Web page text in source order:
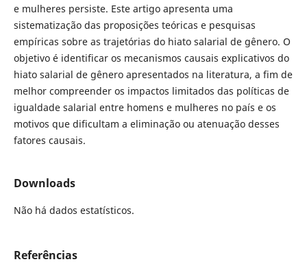
e mulheres persiste. Este artigo apresenta uma
sistematização das proposições teóricas e pesquisas
empíricas sobre as trajetórias do hiato salarial de gênero. O
objetivo é identificar os mecanismos causais explicativos do
hiato salarial de gênero apresentados na literatura, a fim de
melhor compreender os impactos limitados das políticas de
igualdade salarial entre homens e mulheres no país e os
motivos que dificultam a eliminação ou atenuação desses
fatores causais.
Downloads
Não há dados estatísticos.
Referências